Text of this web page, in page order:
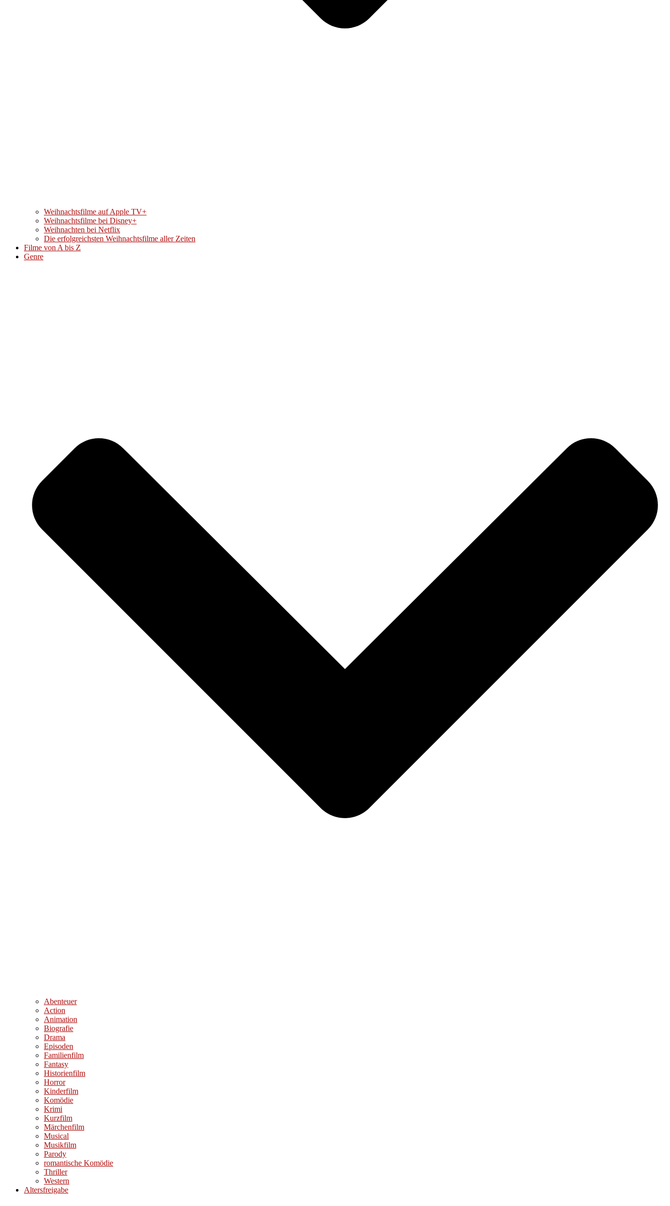
Weihnachtsfilme auf Apple TV+
Weihnachtsfilme bei Disney+
Weihnachten bei Netflix
Die erfolgreichsten Weihnachtsfilme aller Zeiten
Filme von A bis Z
Genre
Abenteuer
Action
Animation
Biografie
Drama
Episoden
Familienfilm
Fantasy
Historienfilm
Horror
Kinderfilm
Komödie
Krimi
Kurzfilm
Märchenfilm
Musical
Musikfilm
Parody
romantische Komödie
Thriller
Western
Altersfreigabe